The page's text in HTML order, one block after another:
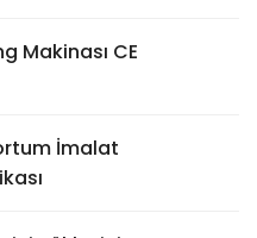
Makinası CE
İmalat